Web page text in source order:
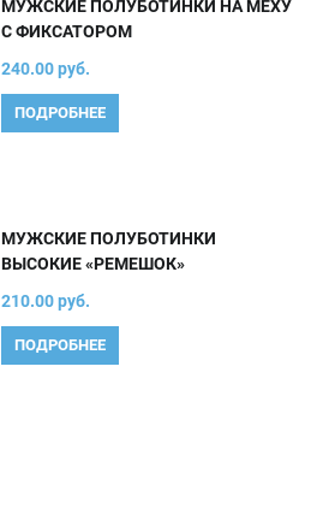
МУЖСКИЕ ПОЛУБОТИНКИ НА МЕХУ
С ФИКСАТОРОМ
240.00 руб.
ПОДРОБНЕЕ
МУЖСКИЕ ПОЛУБОТИНКИ
ВЫСОКИЕ «РЕМЕШОК»
210.00 руб.
ПОДРОБНЕЕ